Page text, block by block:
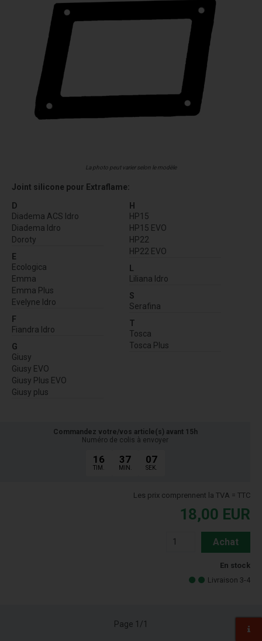
La photo peut varier selon le modèle
Joint silicone pour Extraflame:
D
Diadema ACS Idro
Diadema Idro
Doroty
E
Ecologica
Emma
Emma Plus
Evelyne Idro
F
Fiandra Idro
G
Giusy
Giusy EVO
Giusy Plus EVO
Giusy plus
H
HP15
HP15 EVO
HP22
HP22 EVO
L
Liliana Idro
S
Serafina
T
Tosca
Tosca Plus
Commandez votre/vos article(s) avant 15h
Numéro de colis à envoyer
16
TIM.
37
MIN.
06
SEK.
Les prix comprennent la TVA = TTC
18,00 EUR
Achat
En stock
Livraison 3-4
Page 1/1